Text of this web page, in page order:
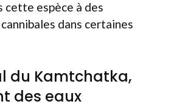
cette espèce à des
dans certaines
du Kamtchatka,
des eaux